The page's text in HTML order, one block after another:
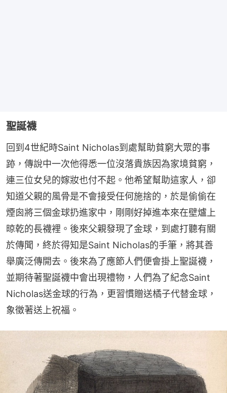
聖誕襪
回到4世紀時Saint Nicholas到處幫助貧窮大眾的事
跡，傳說中一次他得悉一位沒落貴族因為家境貧窮，
連三位女兒的嫁妝也付不起。他希望幫助這家人，卻
知道父親的風骨是不會接受任何施捨的，於是偷偷在
煙囪將三個金球扔進家中，剛剛好掉進本來在壁爐上
晾乾的長襪裡。後來父親發現了金球，到處打聽有關
於傳聞，終於得知是Saint Nicholas的手筆，將其善
舉廣泛傳開去。後來為了應節人們便會掛上聖誕襪，
並期待著聖誕襪中會出現禮物，人們為了紀念Saint
Nicholas送金球的行為，更習慣贈送橘子代替金球，
象徵著送上祝福。